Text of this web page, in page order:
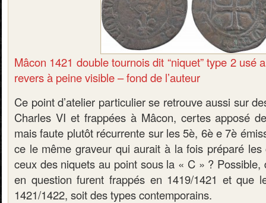
Mâcon 1421 double tournois dit “niquet” type 2 usé
revers à peine visible – fond de l’auteur
Ce point d’atelier particulier se retrouve aussi sur
Charles VI et frappées à Mâcon, certes apposé
mais faute plutôt récurrente sur les 5è, 6è e 7è
ce le même graveur qui aurait à la fois préparé
ceux des niquets au point sous la « C » ? Possible,
en question furent frappés en 1419/1421 et que
1421/1422, soit des types contemporains.